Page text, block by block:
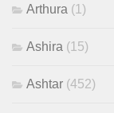
Arthura (1)
Ashira (15)
Ashtar (452)